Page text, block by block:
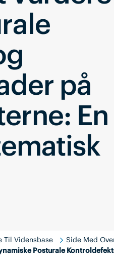
på
En
Til Vidensbase
Side Med
Posturale